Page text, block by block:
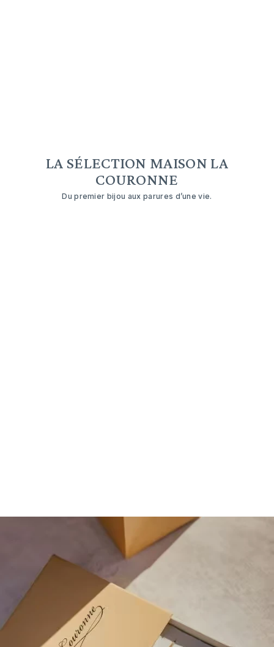
LA SÉLECTION MAISON LA
COURONNE
Du premier bijou aux parures d’une vie.